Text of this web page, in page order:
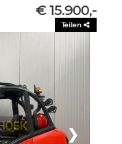
€ 15.900,-
Teilen
❯